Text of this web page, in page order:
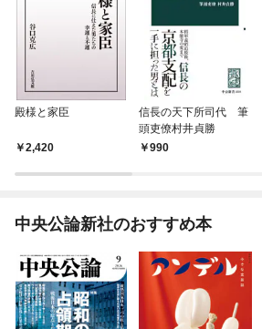
殿様と家臣
2,420
信長の天下所司代 筆
頭吏僚村井貞勝
990
中央公論新社のおすすめ本